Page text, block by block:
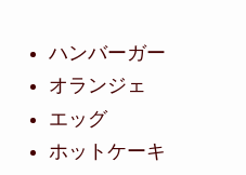
ハンバーガー
オランジェ
エッグ
ホットケーキ